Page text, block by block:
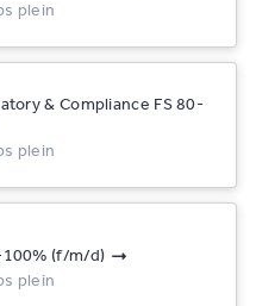
plein
& Compliance FS 80-
plein
100% (f/m/d)
plein